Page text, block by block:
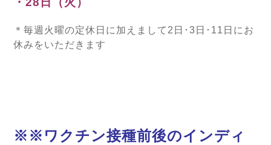
＊毎週火曜の定休日に加えまして2日･3日･11日にお
休みをいただきます
※※ワクチン接種前後のインディ